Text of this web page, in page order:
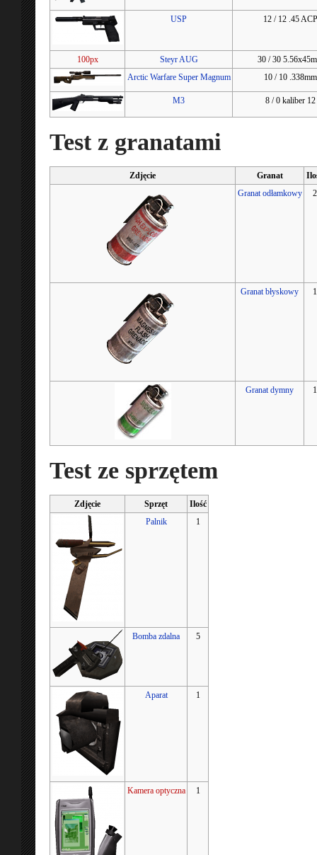
USP 12 / 12 .45 ACP
100px Steyr AUG
30 / 30
Arctic Warfare Super Magnum
10 / 10 .338mm
M3 8 / 0 kaliber 12
Test z granatami
Zdjęcie Granat
Granat odłamkowy
2
Granat błyskowy 1
Granat dymny 1
Test ze sprzętem
Zdjęcie Sprzęt
Ilość
Palnik
1
Bomba zdalna 5
Aparat 1
Kamera optyczna 1